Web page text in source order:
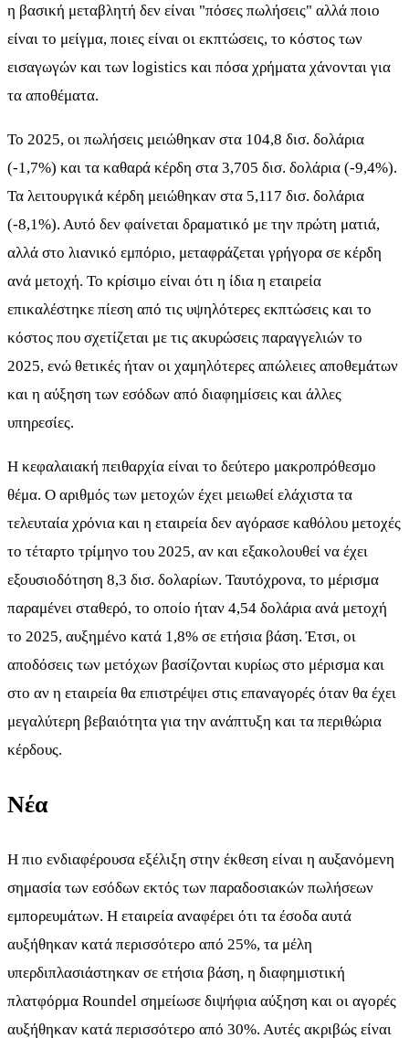
η βασική μεταβλητή δεν είναι "πόσες πωλήσεις" αλλά ποιο
είναι το μείγμα, ποιες είναι οι εκπτώσεις, το κόστος των
εισαγωγών και των logistics και πόσα χρήματα χάνονται για
τα αποθέματα.
Το 2025, οι πωλήσεις μειώθηκαν στα 104,8 δισ. δολάρια
(-1,7%) και τα καθαρά κέρδη στα 3,705 δισ. δολάρια (-9,4%).
Τα λειτουργικά κέρδη μειώθηκαν στα 5,117 δισ. δολάρια
(-8,1%). Αυτό δεν φαίνεται δραματικό με την πρώτη ματιά,
αλλά στο λιανικό εμπόριο, μεταφράζεται γρήγορα σε κέρδη
ανά μετοχή. Το κρίσιμο είναι ότι η ίδια η εταιρεία
επικαλέστηκε πίεση από τις υψηλότερες εκπτώσεις και το
κόστος που σχετίζεται με τις ακυρώσεις παραγγελιών το
2025, ενώ θετικές ήταν οι χαμηλότερες απώλειες αποθεμάτων
και η αύξηση των εσόδων από διαφημίσεις και άλλες
υπηρεσίες.
Η κεφαλαιακή πειθαρχία είναι το δεύτερο μακροπρόθεσμο
θέμα. Ο αριθμός των μετοχών έχει μειωθεί ελάχιστα τα
τελευταία χρόνια και η εταιρεία δεν αγόρασε καθόλου μετοχές
το τέταρτο τρίμηνο του 2025, αν και εξακολουθεί να έχει
εξουσιοδότηση 8,3 δισ. δολαρίων. Ταυτόχρονα, το μέρισμα
παραμένει σταθερό, το οποίο ήταν 4,54 δολάρια ανά μετοχή
το 2025, αυξημένο κατά 1,8% σε ετήσια βάση. Έτσι, οι
αποδόσεις των μετόχων βασίζονται κυρίως στο μέρισμα και
στο αν η εταιρεία θα επιστρέψει στις επαναγορές όταν θα έχει
μεγαλύτερη βεβαιότητα για την ανάπτυξη και τα περιθώρια
κέρδους.
Νέα
Η πιο ενδιαφέρουσα εξέλιξη στην έκθεση είναι η αυξανόμενη
σημασία των εσόδων εκτός των παραδοσιακών πωλήσεων
εμπορευμάτων. Η εταιρεία αναφέρει ότι τα έσοδα αυτά
αυξήθηκαν κατά περισσότερο από 25%, τα μέλη
υπερδιπλασιάστηκαν σε ετήσια βάση, η διαφημιστική
πλατφόρμα Roundel σημείωσε διψήφια αύξηση και οι αγορές
αυξήθηκαν κατά περισσότερο από 30%. Αυτές ακριβώς είναι